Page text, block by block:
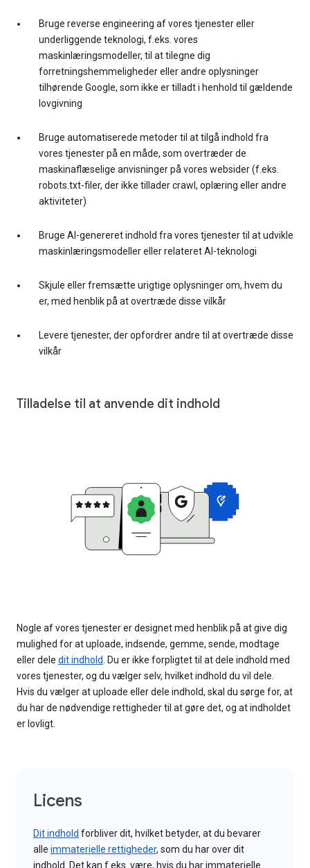
Bruge reverse engineering af vores tjenester eller
underliggende teknologi, f.eks. vores
maskinlæringsmodeller, til at tilegne dig
forretningshemmeligheder eller andre oplysninger
tilhørende Google, som ikke er tilladt i henhold til gældende
lovgivning
Bruge automatiserede metoder til at tilgå indhold fra
vores tjenester på en måde, som overtræder de
maskinaflæselige anvisninger på vores websider (f.eks.
robots.txt-filer, der ikke tillader crawl, oplæring eller andre
aktiviteter)
Bruge AI-genereret indhold fra vores tjenester til at udvikle
maskinlæringsmodeller eller relateret AI-teknologi
Skjule eller fremsætte urigtige oplysninger om, hvem du
er, med henblik på at overtræde disse vilkår
Levere tjenester, der opfordrer andre til at overtræde disse
vilkår
Tilladelse til at anvende dit indhold
Nogle af vores tjenester er designet med henblik på at give dig
mulighed for at uploade, indsende, gemme, sende, modtage
eller dele dit indhold. Du er ikke forpligtet til at dele indhold med
vores tjenester, og du vælger selv, hvilket indhold du vil dele.
Hvis du vælger at uploade eller dele indhold, skal du sørge for, at
du har de nødvendige rettigheder til at gøre det, og at indholdet
er lovligt.
Licens
Dit indhold forbliver dit, hvilket betyder, at du bevarer
alle immaterielle rettigheder, som du har over dit
indhold. Det kan f.eks. være, hvis du har immaterielle